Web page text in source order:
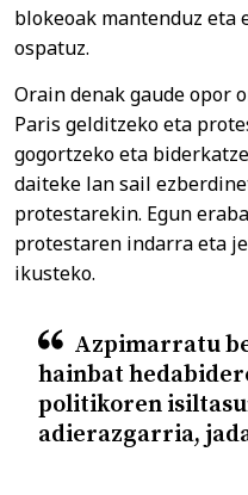
blokeoak mantenduz
ospatuz.
Orain denak gaude opor
Paris gelditzeko eta
gogortzeko eta
daiteke lan sail
protestarekin. Egun
protestaren indarra eta
ikusteko.
Azpimarratu
hainbat
politikoren
adierazgarria,